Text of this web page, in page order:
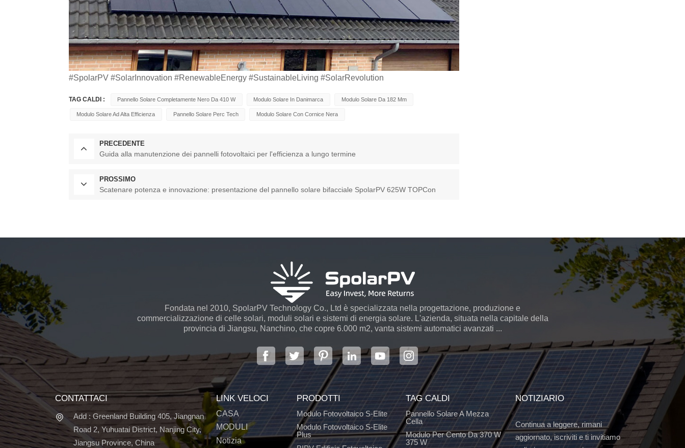
#SpolarPV #SolarInnovation #RenewableEnergy #SustainableLiving #SolarRevolution
TAG CALDI : Pannello Solare Completamente Nero Da 410 W Modulo Solare In Danimarca Modulo Solare Da 182 Mm
Modulo Solare Ad Alta Efficienza Pannello Solare Perc Tech Modulo Solare Con Cornice Nera
PRECEDENTE
Guida alla manutenzione dei pannelli fotovoltaici per l'efficienza a lungo termine
PROSSIMO
Scatenare potenza e innovazione: presentazione del pannello solare bifacciale SpolarPV 625W TOPCon
Fondata nel 2010, SpolarPV Technology Co., Ltd è specializzata nella progettazione, produzione e
commercializzazione di celle solari, moduli solari e sistemi di energia solare. L'azienda, situata nella capitale della
provincia di Jiangsu, Nanchino, che copre 6.000 m2, vanta sistemi automatici avanzati ...
CONTATTACI
Add : Greenland Building 405, Jiangnan
Road 2, Yuhuatai District, Nanjing City,
Jiangsu Province, China
LINK VELOCI
CASA
MODULI
Notizia
PRODOTTI
Modulo Fotovoltaico S-Elite
Modulo Fotovoltaico S-Elite
Plus
TAG CALDI
Pannello Solare A Mezza
Cella
Modulo Per Cento Da 370 W
375 W
NOTIZIARIO
Continua a leggere, rimani
aggiornato, iscriviti e ti invitiamo